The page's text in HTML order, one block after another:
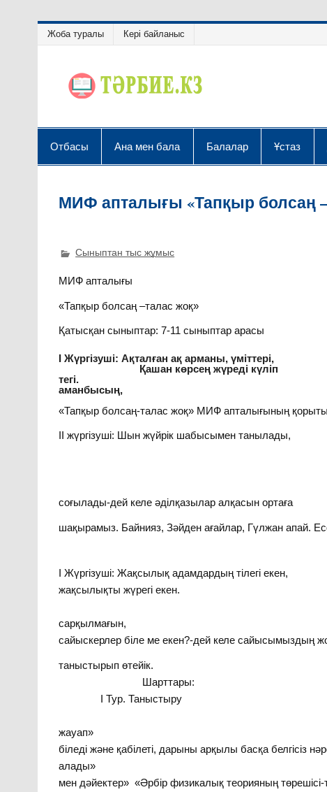
Жоба туралы Кері байланыс
Отбасы Ана мен бала Балалар Ұстаз
МИФ апталығы «Тапқыр болсаң
Сыныптан тыс жұмыс
МИФ апталығы
«Тапқыр болсаң –талас жоқ»
Қатысқан сыныптар: 7-11 сыныптар арасы
І Жүргізуші:
Қашан көрсең жүреді күліп
тегі.
аманбысың,
«Тапқыр болсаң-талас жоқ» МИФ апталығының
ІІ жүргізуші: Шын жүйрік шабысымен танылады,
Нақты білім,
Баға берер
Сіздерге
соғылады-дей келе әділқазылар алқасын ортаға
шақырамыз. Байнияз, Зәйден ағайлар, Гүлжан апай.
І Жүргізуші: Жақсылық
жақсылықты жүрегі екен.
Дәстүрі
сайыскерлер біле ме екен?-дей келе сайысымыздың
таныстырып
І Тур. Таныстыру
ІІ тур
жауап»
біледі және қабілеті, дарыны арқылы басқа белгісіз
алады» ІІІ
мен дәйектер» «Әрбір физикалық теорияның